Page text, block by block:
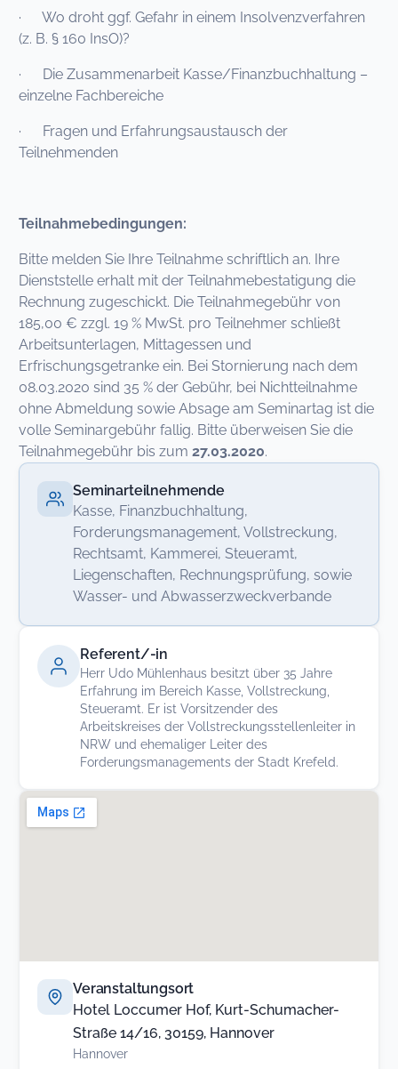
· Wo droht ggf. Gefahr in einem Insolvenzverfahren
(z. B. § 160 InsO)?
· Die Zusammenarbeit Kasse/Finanzbuchhaltung –
einzelne Fachbereiche
· Fragen und Erfahrungsaustausch der
Teilnehmenden
Teilnahmebedingungen:
Bitte melden Sie Ihre Teilnahme schriftlich an. Ihre
Dienststelle erhalt mit der Teilnahmebestatigung die
Rechnung zugeschickt. Die Teilnahmegebühr von
185,00 € zzgl. 19 % MwSt. pro Teilnehmer schließt
Arbeitsunterlagen, Mittagessen und
Erfrischungsgetranke ein. Bei Stornierung nach dem
08.03.2020 sind 35 % der Gebühr, bei Nichtteilnahme
ohne Abmeldung sowie Absage am Seminartag ist die
volle Seminargebühr fallig. Bitte überweisen Sie die
Teilnahmegebühr bis zum 27.03.2020.
Seminarteilnehmende
Kasse, Finanzbuchhaltung,
Forderungsmanagement, Vollstreckung,
Rechtsamt, Kammerei, Steueramt,
Liegenschaften, Rechnungsprüfung, sowie
Wasser- und Abwasserzweckverbande
Referent/-in
Herr Udo Mühlenhaus besitzt über 35 Jahre
Erfahrung im Bereich Kasse, Vollstreckung,
Steueramt. Er ist Vorsitzender des
Arbeitskreises der Vollstreckungsstellenleiter in
NRW und ehemaliger Leiter des
Forderungsmanagements der Stadt Krefeld.
Veranstaltungsort
Hotel Loccumer Hof, Kurt-Schumacher-
Straße 14/16, 30159, Hannover
Hannover